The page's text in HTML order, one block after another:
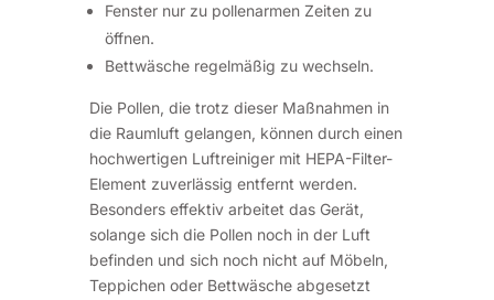
Fenster nur zu pollenarmen Zeiten zu
öffnen.
Bettwäsche regelmäßig zu wechseln.
Die Pollen, die trotz dieser Maßnahmen in
die Raumluft gelangen, können durch einen
hochwertigen Luftreiniger mit HEPA-Filter-
Element zuverlässig entfernt werden.
Besonders effektiv arbeitet das Gerät,
solange sich die Pollen noch in der Luft
befinden und sich noch nicht auf Möbeln,
Teppichen oder Bettwäsche abgesetzt